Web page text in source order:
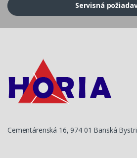
Servisná
Cementárenská 16, 974 01 Banská